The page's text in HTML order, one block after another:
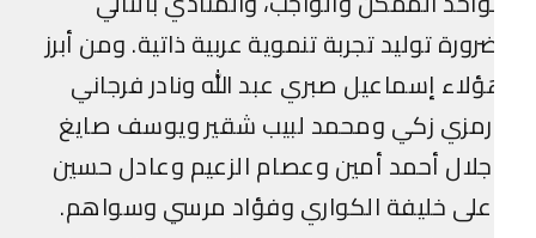
توليد تجربة تنموية عربية ذاتية. ومن أبرز
إسماعيل صبري عبد الله ونادر فرجاني
زكي ومحمد لبيب شقير ويوسف صايغ
أحمد أمين وعصام الزعيم وعادل حسين
خليفة الكواري وفؤاد مرسي وسواهم.